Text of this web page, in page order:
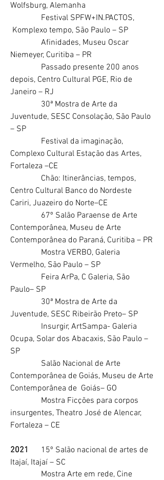
Wolfsburg, Alemanha
Festival SPFW+IN.PACTOS,
Komplexo tempo, São Paulo – SP
Afinidades, Museu Oscar
Niemeyer, Curitiba – PR
Passado presente 200 anos
depois, Centro Cultural PGE, Rio de
Janeiro – RJ
30ª Mostra de Arte da
Juventude, SESC Consolação, São Paulo
– SP
Festival da imaginação,
Complexo Cultural Estação das Artes,
Fortaleza –CE
Chão: Itinerâncias, tempos,
Centro Cultural Banco do Nordeste
Cariri, Juazeiro do Norte–CE
67º Salão Paraense de Arte
Contemporânea, Museu de Arte
Contemporânea do Paraná, Curitiba – PR
Mostra VERBO, Galeria
Vermelho, São Paulo – SP
Feira ArPa, C Galeria, São
Paulo– SP
30ª Mostra de Arte da
Juventude, SESC Ribeirão Preto– SP
Insurgir, ArtSampa- Galeria
Ocupa, Solar dos Abacaxis, São Paulo –
SP
Salão Nacional de Arte
Contemporânea de Goiás, Museu de Arte
Contemporânea de Goiás– GO
Mostra Ficções para corpos
insurgentes, Theatro José de Alencar,
Fortaleza – CE
2021 15º Salão nacional de artes de
Itajaí, Itajaí – SC
Mostra Arte em rede, Cine